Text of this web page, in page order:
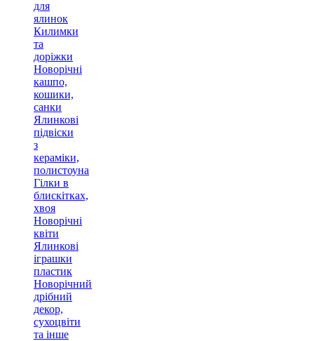
для
ялинок
Килимки
та
доріжки
Новорічні
кашпо,
кошики,
санки
Ялинкові
підвіски
з
кераміки,
полистоуна
Гілки в
блискітках,
хвоя
Новорічні
квіти
Ялинкові
іграшки
пластик
Новорічний
дрібний
декор,
сухоцвіти
та інше